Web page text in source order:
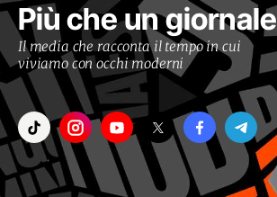
Più che un giornale
Il media che racconta il tempo in cui
viviamo con occhi moderni